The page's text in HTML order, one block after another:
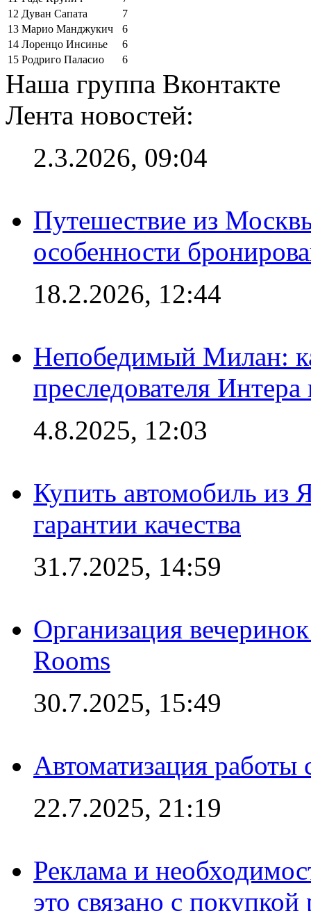
12 Дуван Сапата
7
13 Марио Манджукич
6
14 Лоренцо Инсинье
6
15 Родриго Паласио 6
Наша группа Вконтакте
Лента новостей:
2.3.2026, 09:04
Путешествие из
особенности
18.2.2026, 12:44
Непобедимый Милан:
преследователя
4.8.2025, 12:03
Купить автомобиль из
гарантии качества
31.7.2025, 14:59
Организация
Rooms
30.7.2025, 15:49
Автоматизация работы
22.7.2025, 21:19
Реклама и
это связано с покупкой